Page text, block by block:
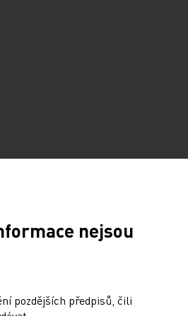
nejsou
pozdějších předpisů, čili